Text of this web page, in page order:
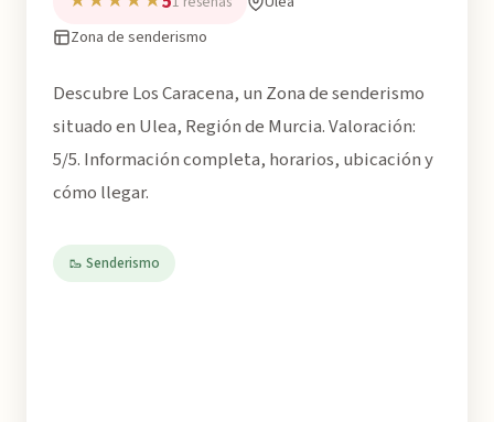
Zona de senderismo
Descubre Los Caracena, un Zona de senderismo
situado en Ulea, Región de Murcia. Valoración:
5/5. Información completa, horarios, ubicación y
cómo llegar.
🥾 Senderismo